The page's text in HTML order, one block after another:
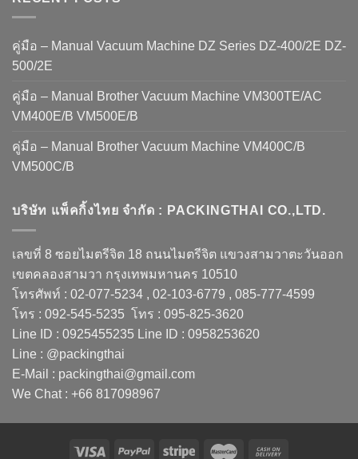
คู่มือ – Manual Vacuum Machine DZ Series DZ-400/2E DZ-
500/2E
คู่มือ – Manual Brother Vacuum Machine VM300TE/AC
VM400E/B VM500E/B
คู่มือ – Manual Brother Vacuum Machine VM400C/B
VM500C/B
บริษัท แพ็คกิ้งไทย จำกัด : PACKINGTHAI CO.,LTD.
เลขที่ 8 ซอยไมตรีจิต 18 ถนนไมตรีจิต แขวงสามวาตะวันออก
เขตคลองสามวา กรุงเทพมหานคร 10510
โทรศัพท์ : 02-077-5234 , 02-103-6779 , 085-777-4599
โทร : 092-545-5235 โทร : 095-825-3620
Line ID : 0925455235 Line ID : 0958253620
Line : @packingthai
E-Mail : packingthai@gmail.com
We Chat : +66 817098967